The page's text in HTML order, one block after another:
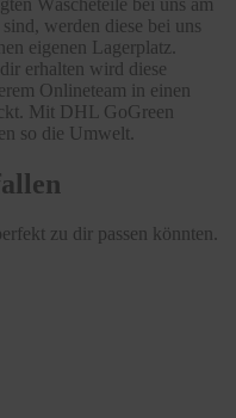
werden diese bei uns
eigenen Lagerplatz.
erhalten wird diese
Onlineteam in einen
Mit DHL GoGreen
so die Umwelt.
zu dir passen könnten.